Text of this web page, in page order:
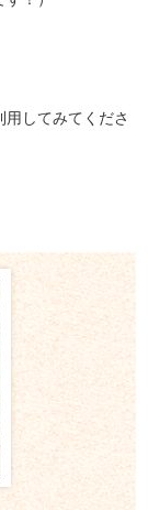
してみてくださ